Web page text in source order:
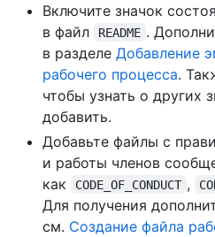
Включите значок
в файл
README .
в разделе Добавление
рабочего процесса.
чтобы узнать о других
добавить.
Добавьте файлы с
и работы членов
как
CODE_OF_CONDUCT ,
Для получения
см. Создание файла